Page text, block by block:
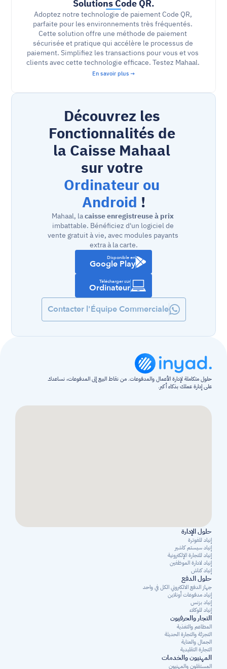
Solutions Code QR.
Adoptez notre technologie de paiement Code QR,
parfaite pour les environnements très fréquentés.
Cette solution offre une méthode de paiement
sécurisée et pratique qui accélère le processus de
paiement. Simplifiez les transactions pour vous et vos
En savoir plus →
Découvrez les
Fonctionnalités de
la Caisse Mahaal
sur votre
Ordinateur ou
Android !
Mahaal, la caisse enregistreuse à prix
imbattable. Bénéficiez d'un logiciel de
vente gratuit à vie, avec modules payants
extra à la carte.
Disponible en
Google Play
Télécharger sur
Ordinateur
Contacter l'Équipe Commerciale
على إدارة عملك بذكاء أكبر.
حلول الإدارة
إنياد للفوترة
إنياد سيستم كاشير
إنياد للتجارة الإلكترونية
إنياد لادارة الموظفين
إنياد كناش
حلول الدفع
جهاز الدفع الالكتروني الكل في واحد
إنياد مدفوعات أونلاين
إنياد بزنس
إنياد للوكلاء
التجار والحرفيون
المطاعم والتغذية
التجزئة والتجارة الحديثة
الجمال والعناية
التجارة التقليدية
المهنيون والخدمات
المستقلون والمهنيون